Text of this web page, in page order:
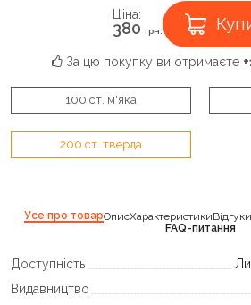
Ціна:
380 грн.
За цю покупку ви отримаєте
100 ст. м'яка
200 ст. тверда
Усе про товарОписХарактеристики
FAQ-питання
Доступність
Видавництво